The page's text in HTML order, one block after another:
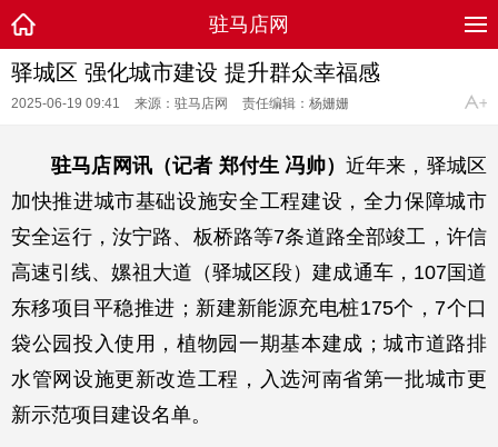
驻马店网
驿城区 强化城市建设 提升群众幸福感
2025-06-19 09:41 来源：驻马店网 责任编辑：杨姗姗
驻马店网讯（记者 郑付生 冯帅） 近年来，驿城区
加快推进城市基础设施安全工程建设，全力保障城市
安全运行，汝宁路、板桥路等7条道路全部竣工，许信
高速引线、嫘祖大道（驿城区段）建成通车，107国道
东移项目平稳推进；新建新能源充电桩175个，7个口
袋公园投入使用，植物园一期基本建成；城市道路排
水管网设施更新改造工程，入选河南省第一批城市更
新示范项目建设名单。